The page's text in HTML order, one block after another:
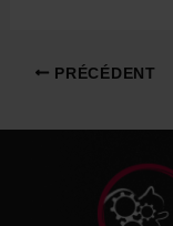
Navigation
articles
PRÉCÉDENT